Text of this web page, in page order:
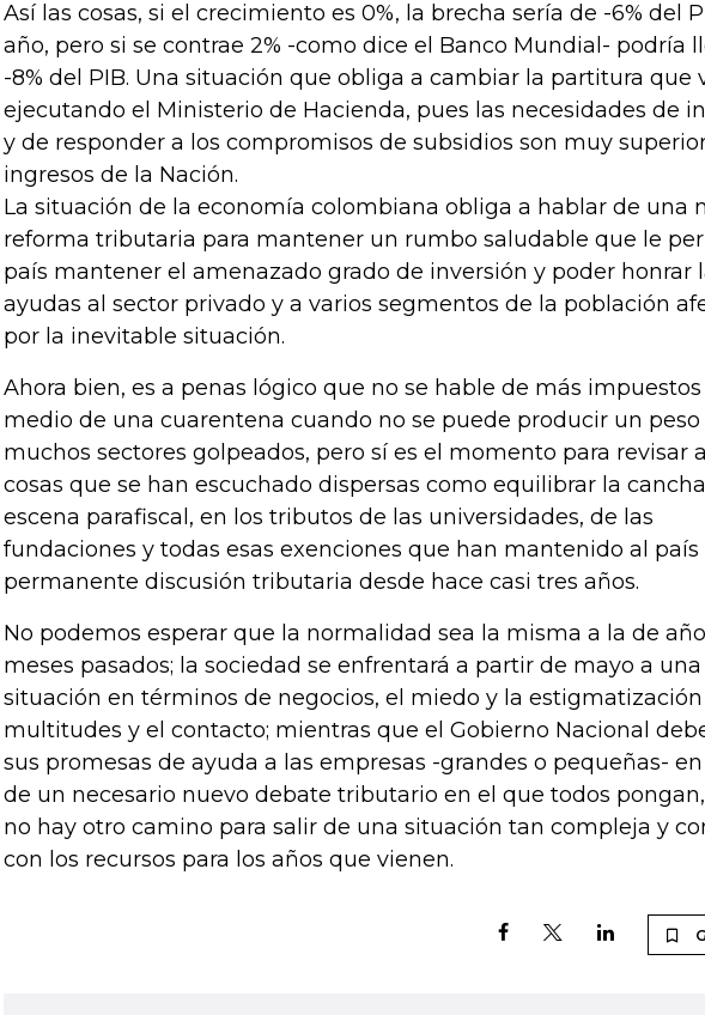
Así las cosas, si el crecimiento es 0%, la brecha sería de -6% del
año, pero si se contrae 2% -como dice el Banco Mundial- podría
-8% del PIB. Una situación que obliga a cambiar la partitura que
ejecutando el Ministerio de Hacienda, pues las necesidades de
y de responder a los compromisos de subsidios son muy
ingresos de la Nación.
La situación de la economía colombiana obliga a hablar de una
reforma tributaria para mantener un rumbo saludable que le
país mantener el amenazado grado de inversión y poder honrar
ayudas al sector privado y a varios segmentos de la población
por la inevitable situación.
Ahora bien, es a penas lógico que no se hable de más impuestos
medio de una cuarentena cuando no se puede producir un peso
muchos sectores golpeados, pero sí es el momento para revisar
cosas que se han escuchado dispersas como equilibrar la
escena parafiscal, en los tributos de las universidades, de las
fundaciones y todas esas exenciones que han mantenido al país
permanente discusión tributaria desde hace casi tres años.
No podemos esperar que la normalidad sea la misma a la de
meses pasados; la sociedad se enfrentará a partir de mayo a
situación en términos de negocios, el miedo y la estigmatización
multitudes y el contacto; mientras que el Gobierno Nacional
sus promesas de ayuda a las empresas -grandes o pequeñas-
de un necesario nuevo debate tributario en el que todos
no hay otro camino para salir de una situación tan compleja y
con los recursos para los años que vienen.